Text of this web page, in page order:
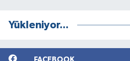
Yükleniyor...